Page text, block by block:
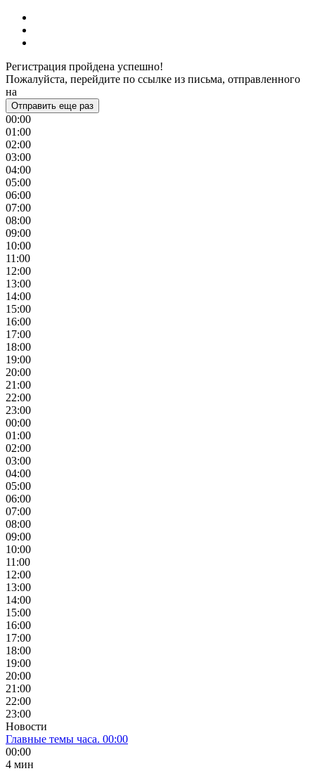
Регистрация пройдена успешно!
Пожалуйста, перейдите по ссылке из письма, отправленного
на
Отправить еще раз
00:00
01:00
02:00
03:00
04:00
05:00
06:00
07:00
08:00
09:00
10:00
11:00
12:00
13:00
14:00
15:00
16:00
17:00
18:00
19:00
20:00
21:00
22:00
23:00
00:00
01:00
02:00
03:00
04:00
05:00
06:00
07:00
08:00
09:00
10:00
11:00
12:00
13:00
14:00
15:00
16:00
17:00
18:00
19:00
20:00
21:00
22:00
23:00
Новости
Главные темы часа. 00:00
00:00
4 мин